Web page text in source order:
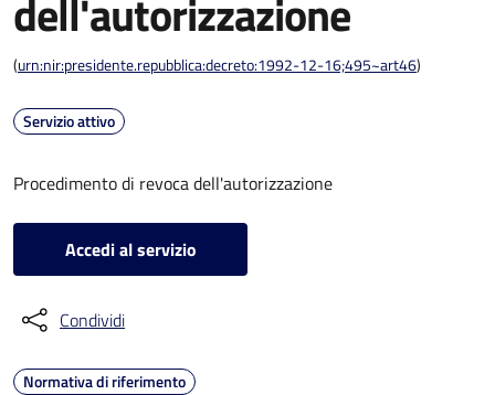
dell'autorizzazione
(urn:nir:presidente.repubblica:decreto:1992-12-16;495~art46)
Servizio attivo
Procedimento di revoca dell'autorizzazione
Accedi al servizio
Condividi
Normativa di riferimento